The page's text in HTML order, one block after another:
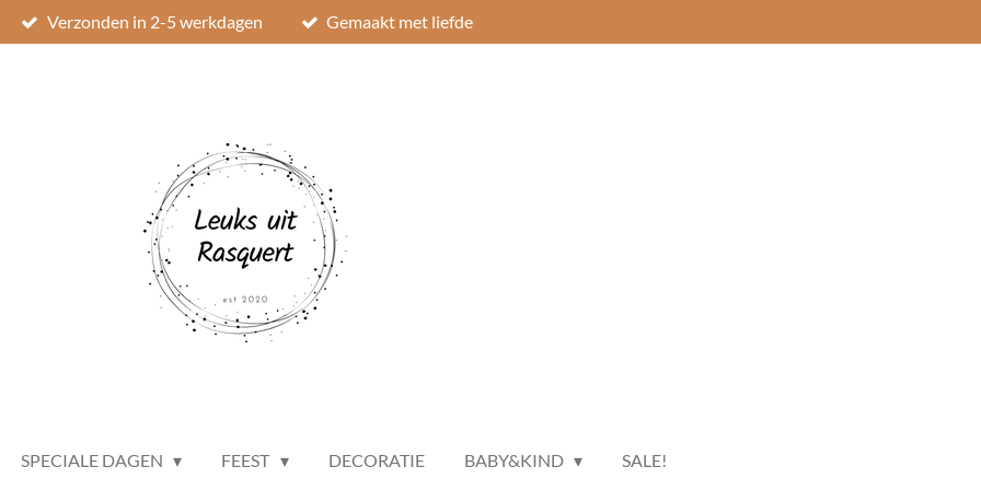
Verzonden in 2-5 werkdagen Gemaakt met liefde
SPECIALE DAGEN FEEST DECORATIE BABY&KIND SALE!